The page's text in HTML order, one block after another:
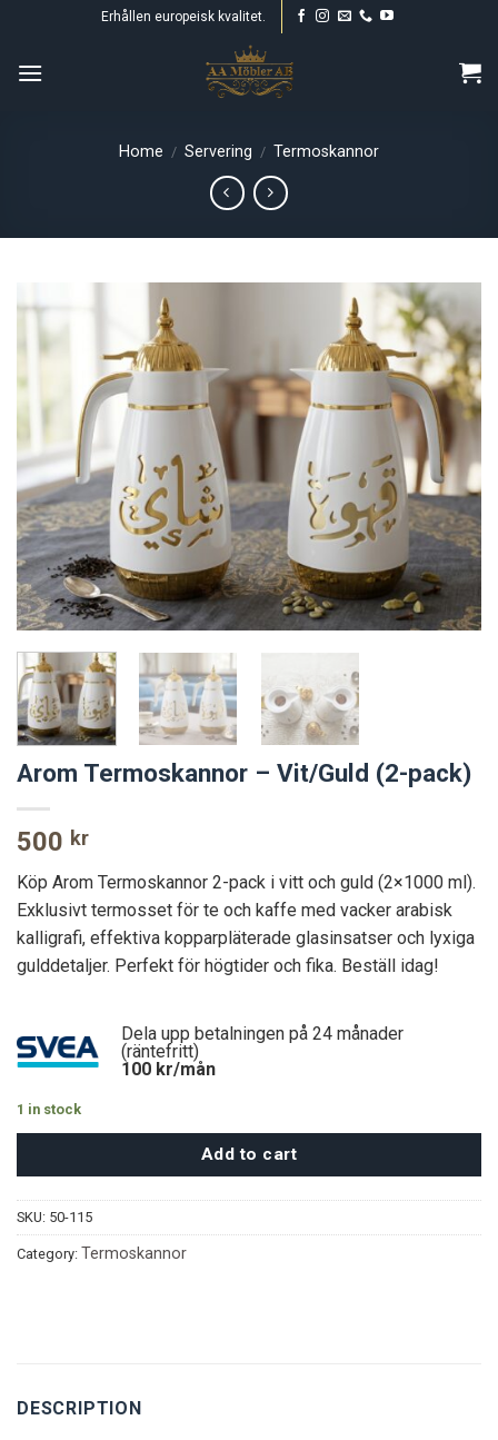
content
Erhållen europeisk kvalitet.
Home / Servering / Termoskannor
Arom Termoskannor – Vit/Guld (2-pack)
500 kr
Köp Arom Termoskannor 2-pack i vitt och guld (2×1000 ml).
Exklusivt termosset för te och kaffe med vacker arabisk
kalligrafi, effektiva kopparpläterade glasinsatser och lyxiga
gulddetaljer. Perfekt för högtider och fika. Beställ idag!
Dela upp betalningen på 24 månader
(räntefritt)
100 kr/mån
1 in stock
Add to cart
SKU: 50-115
Category: Termoskannor
DESCRIPTION